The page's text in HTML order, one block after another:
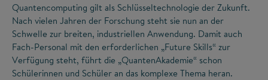
Quantencomputing gilt als Schlüsseltechnologie der Zukunft.
Nach vielen Jahren der Forschung steht sie nun an der
Schwelle zur breiten, industriellen Anwendung. Damit auch
Fach-Personal mit den erforderlichen „Future Skills“ zur
Verfügung steht, führt die „QuantenAkademie“ schon
Schülerinnen und Schüler an das komplexe Thema heran.